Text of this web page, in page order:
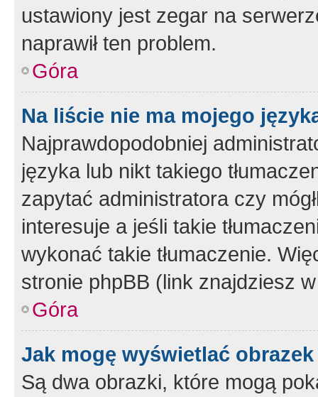
ustawiony jest zegar na
naprawił ten problem.
Góra
Na liście nie ma mojego
Najprawdopodobniej
języka lub nikt takiego
zapytać administratora czy
interesuje a jeśli takie
wykonać takie tłumaczenie.
stronie phpBB (link znajdziesz
Góra
Jak mogę wyświetlać
Są dwa obrazki, które mogą